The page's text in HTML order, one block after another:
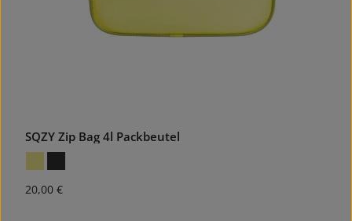
SQZY Zip Bag 4l Packbeutel
Regulärer Preis:
20,00 €